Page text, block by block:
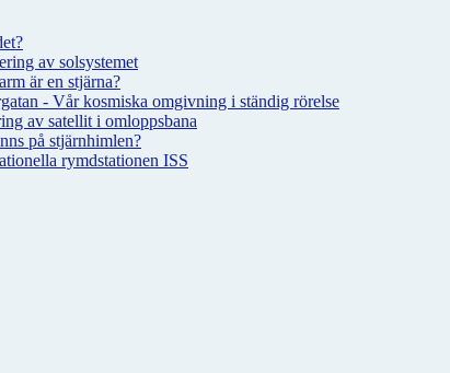
av solsystemet
är en stjärna?
- Vår kosmiska omgivning i ständig rörelse
av satellit i omloppsbana
på stjärnhimlen?
rymdstationen ISS